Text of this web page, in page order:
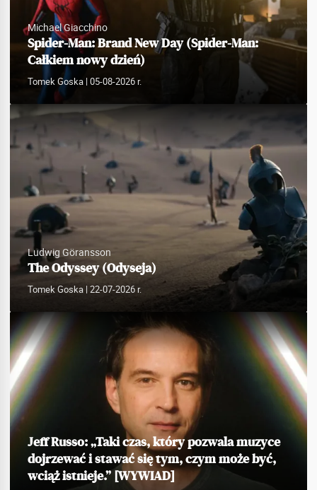
Michael Giacchino
Spider-Man: Brand New Day (Spider-Man:
Całkiem nowy dzień)
Tomek Goska| 05-08-2026 r.
Ludwig Göransson
The Odyssey (Odyseja)
Tomek Goska| 22-07-2026 r.
Jeff Russo: „Taki czas, który pozwala muzyce
dojrzewać i stawać się tym, czym może być,
wciąż istnieje.” [WYWIAD]